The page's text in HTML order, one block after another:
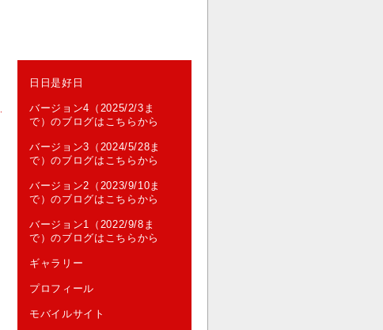
日日是好日
バージョン4（2025/2/3ま
で）のブログはこちらから
バージョン3（2024/5/28ま
で）のブログはこちらから
バージョン2（2023/9/10ま
で）のブログはこちらから
バージョン1（2022/9/8ま
で）のブログはこちらから
ギャラリー
プロフィール
モバイルサイト